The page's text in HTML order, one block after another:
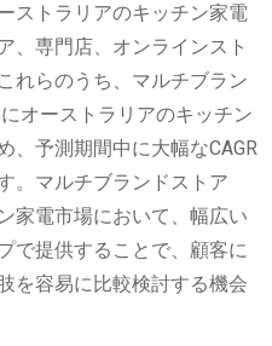
ストラリアのキッチン家電
、専門店、オンラインスト
れらのうち、マルチブラン
オーストラリアのキッチン
、予測期間中に大幅なCAGR
。マルチブランドストア
家電市場において、幅広い
で提供することで、顧客に
を容易に比較検討する機会